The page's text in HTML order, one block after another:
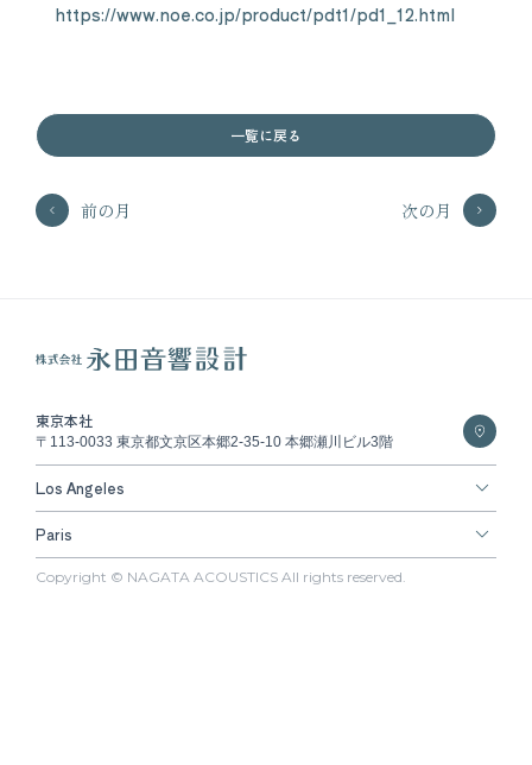
https://www.noe.co.jp/product/pdt1/pd1_12.html
前の月
一覧に戻る
次の月
東京本社
〒113-0033 東京都文京区本郷2-35-10 本郷瀬川ビル3階
Los Angeles
Paris
Copyright © NAGATA ACOUSTICS All rights reserved.